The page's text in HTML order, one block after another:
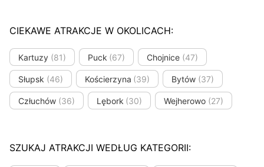
CIEKAWE ATRAKCJE W OKOLICACH:
Kartuzy (81) Puck (67) Chojnice (47)
Słupsk (46) Kościerzyna (39) Bytów (37)
Człuchów (36) Lębork (30) Wejherowo (27)
SZUKAJ ATRAKCJI WEDŁUG KATEGORII: